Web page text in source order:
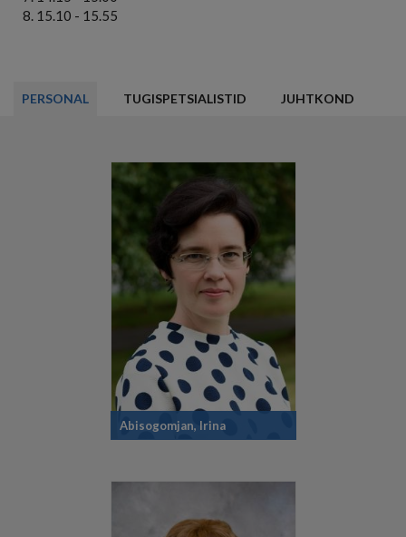
15.10 - 15.55
PERSONAL TUGISPETSIALISTID JUHTKOND
Abisogomjan, Irina